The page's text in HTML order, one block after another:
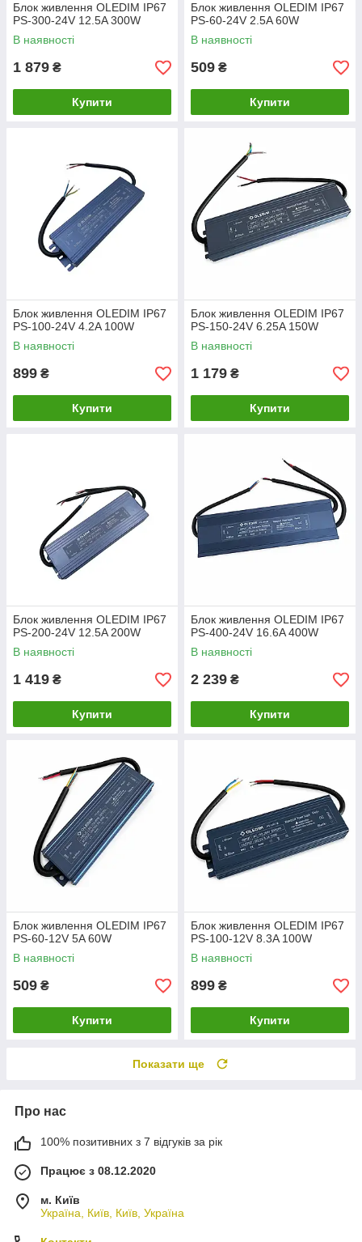
Блок живлення OLEDIM IP67
PS-300-24V 12.5A 300W
В наявності
1 879 ₴
Купити
Блок живлення OLEDIM IP67
PS-60-24V 2.5A 60W
В наявності
509 ₴
Купити
Блок живлення OLEDIM IP67
PS-100-24V 4.2A 100W
В наявності
899 ₴
Купити
Блок живлення OLEDIM IP67
PS-150-24V 6.25A 150W
В наявності
1 179 ₴
Купити
Блок живлення OLEDIM IP67
PS-200-24V 12.5A 200W
В наявності
1 419 ₴
Купити
Блок живлення OLEDIM IP67
PS-400-24V 16.6A 400W
В наявності
2 239 ₴
Купити
Блок живлення OLEDIM IP67
PS-60-12V 5A 60W
В наявності
509 ₴
Купити
Блок живлення OLEDIM IP67
PS-100-12V 8.3A 100W
В наявності
899 ₴
Купити
Показати ще
Про нас
100% позитивних з 7 відгуків за рік
Працює з 08.12.2020
м. Київ
Україна, Київ, Київ, Україна